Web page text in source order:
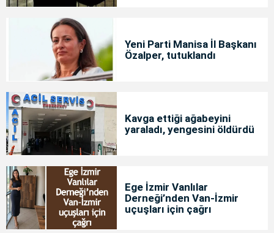
Yeni Parti Manisa İl Başkanı
Özalper, tutuklandı
Kavga ettiği ağabeyini
yaraladı, yengesini öldürdü
Ege İzmir Vanlılar
Derneği’nden Van-İzmir
uçuşları için çağrı